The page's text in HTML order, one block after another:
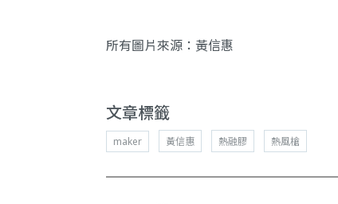
所有圖片來源：黃信惠
文章標籤
maker 黃信惠 熱融膠 熱風槍